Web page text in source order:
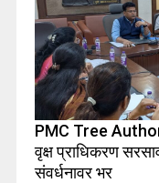
PMC Tree
वृक्ष प्राधिकरण
संवर्धनावर भर